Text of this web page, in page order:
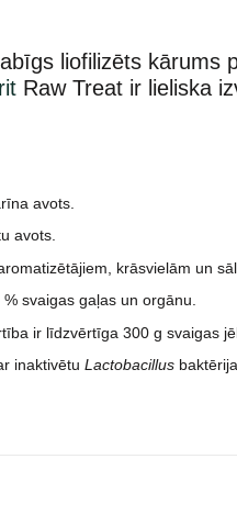
liofilizēts kārums
Raw Treat ir lieliska
avots.
avots.
krāsvielām un
svaigas gaļas un orgānu.
ir līdzvērtīga 300 g svaigas
inaktivētu Lactobacillus